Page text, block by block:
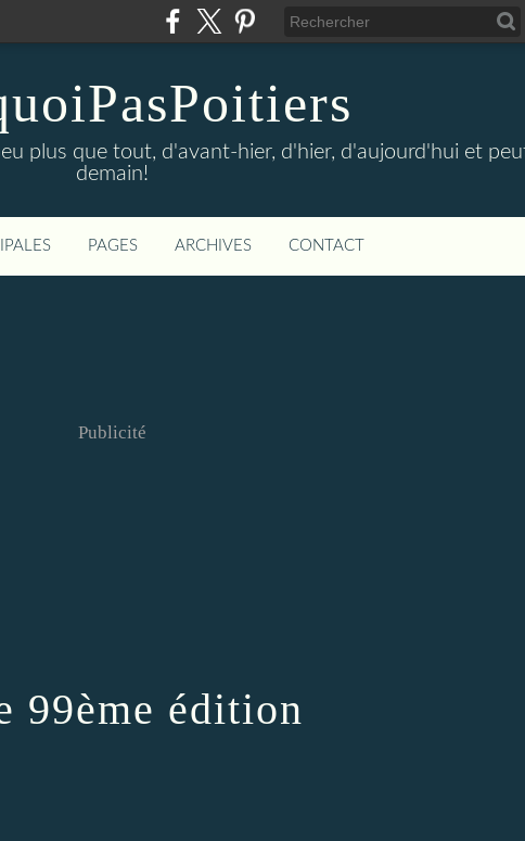
plus que tout, d'avant-hier, d'hier, d'aujourd'hui et
demain!
PAGES ARCHIVES CONTACT
Publicité
99ème édition